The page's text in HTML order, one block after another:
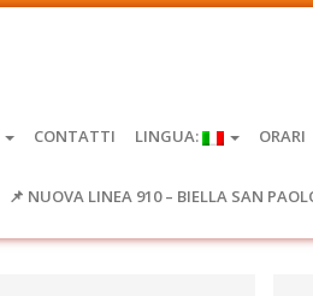
CONTATTI LINGUA: ORARI
📌 NUOVA LINEA 910 – BIELLA SAN